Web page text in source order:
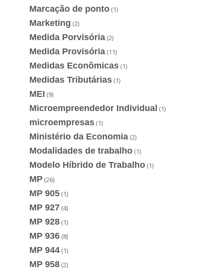
Marcação de ponto (1)
Marketing (2)
Medida Porvisória (2)
Medida Provisória (11)
Medidas Econômicas (1)
Medidas Tributárias (1)
MEI (9)
Microempreendedor Individual (1)
microempresas (1)
Ministério da Economia (2)
Modalidades de trabalho (1)
Modelo Híbrido de Trabalho (1)
MP (26)
MP 905 (1)
MP 927 (4)
MP 928 (1)
MP 936 (8)
MP 944 (1)
MP 958 (2)